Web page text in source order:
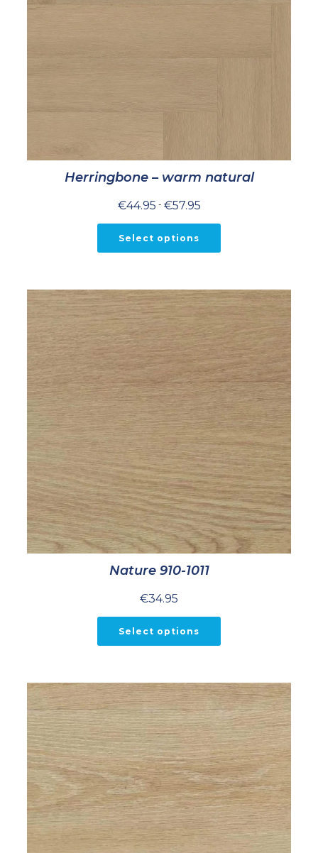
Herringbone – warm natural
€44.95 - €57.95Prijsklasse:
tot
Select options
Nature 910-1011
€34.95
Select options